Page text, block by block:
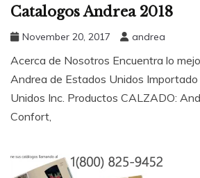
Catalogos Andrea 2018
November 20, 2017 andrea
Acerca de Nosotros Encuentra lo
Andrea de Estados Unidos
Unidos Inc. Productos CALZADO:
Confort,